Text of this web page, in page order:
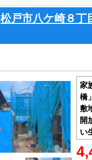
松戸市八ケ崎８
家
橋
敷
開
い
建